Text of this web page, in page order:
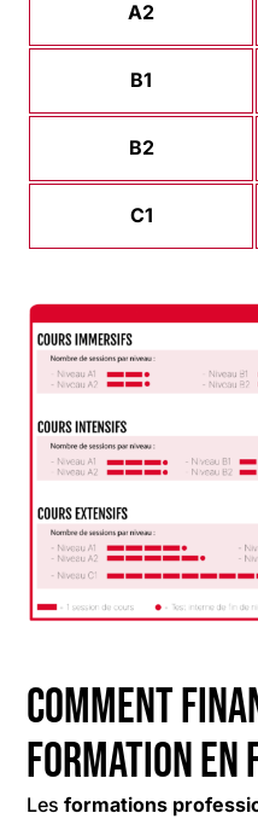
A2
B1
B2
C1
Comment
formation en
Lesformations